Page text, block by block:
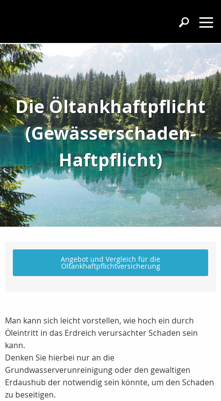
Die Öltankhaftpflicht
(Gewässerschaden-
Haftpflicht)
Angebot und Vergleich für die
Öltankhaftpflichtversicherung
Man kann sich leicht vorstellen, wie hoch ein durch
Öleintritt in das Erdreich verursachter Schaden sein
kann.
Denken Sie hierbei nur an die
Grundwasserverunreinigung oder den gewaltigen
Erdaushub der notwendig sein könnte, um den Schaden
zu beseitigen.